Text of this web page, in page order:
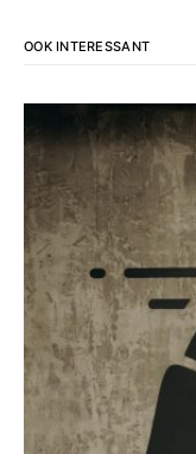
OOK INTERESSANT